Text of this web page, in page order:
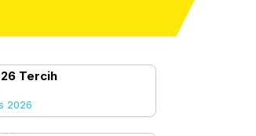
Tercih
2026